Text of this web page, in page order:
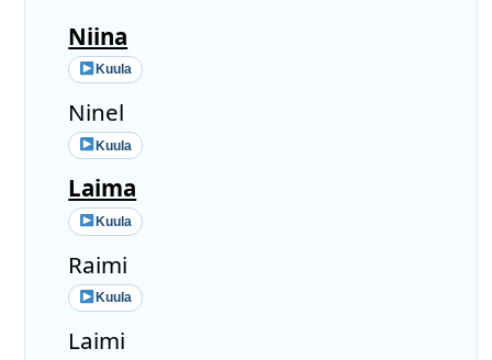
Niina
Kuula
Ninel
Kuula
Laima
Kuula
Raimi
Kuula
Laimi